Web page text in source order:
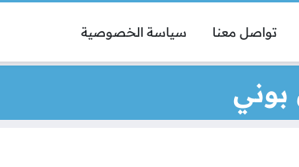
تواصل معنا سياسة الخصوصية